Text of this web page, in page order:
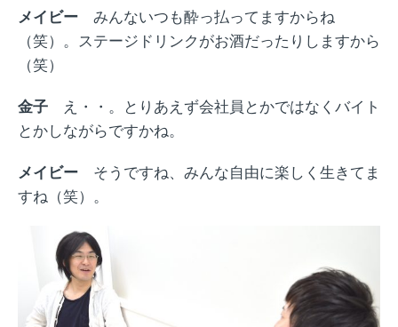
メイビー みんないつも酔っ払ってますからね
（笑）。ステージドリンクがお酒だったりしますから
（笑）
金子 え・・。とりあえず会社員とかではなくバイト
とかしながらですかね。
メイビー そうですね、みんな自由に楽しく生きてま
すね（笑）。